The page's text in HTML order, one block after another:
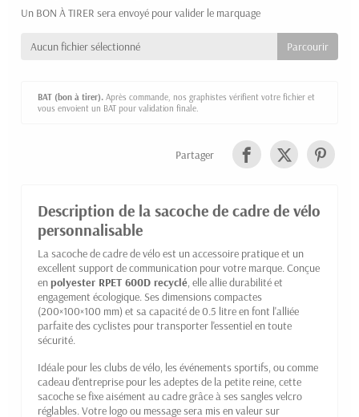
Un BON À TIRER sera envoyé pour valider le marquage
Aucun fichier sélectionné
BAT (bon à tirer). Après commande, nos graphistes vérifient votre fichier et
vous envoient un BAT pour validation finale.
Partager
Description de la sacoche de cadre de vélo
personnalisable
La sacoche de cadre de vélo est un accessoire pratique et un
excellent support de communication pour votre marque. Conçue
enpolyester RPET 600D recyclé, elle allie durabilité et
engagement écologique. Ses dimensions compactes
(200×100×100 mm) et sa capacité de 0.5 litre en font l'alliée
parfaite des cyclistes pour transporter l'essentiel en toute
sécurité.
Idéale pour les clubs de vélo, les événements sportifs, ou comme
cadeau d'entreprise pour les adeptes de la petite reine, cette
sacoche se fixe aisément au cadre grâce à ses sangles velcro
réglables. Votre logo ou message sera mis en valeur sur